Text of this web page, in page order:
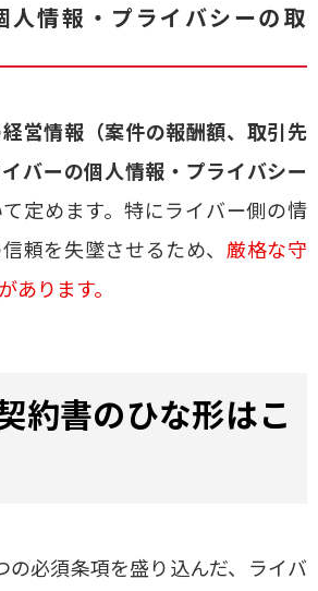
人情報・プライバシーの取
営情報（案件の報酬額、取引先
バーの個人情報・プライバシー
定めます。特にライバー側の情
頼を失墜させるため、厳格な守
あります。
約書のひな形はこ
の必須条項を盛り込んだ、ライバ